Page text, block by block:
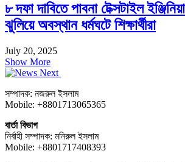
৮ দফা দাবিতে পাবনা টেক্সটাইল
ঝুলিয়ে অবস্থান ধর্মঘটে শিক্ষার্থীরা
July 20, 2025
Show More
সম্পাদক: নজরুল ইসলাম
Mobile: +8801713065365
বার্তা বিভাগ
নির্বাহী সম্পাদক: মনিরুল ইসলাম
Mobile: +8801717408393